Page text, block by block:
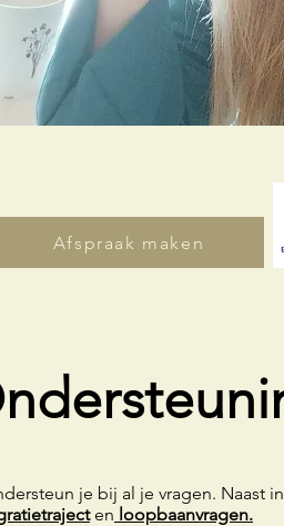
Afspraak maken
je bij al je vragen. Naast
en loopbaanvragen.